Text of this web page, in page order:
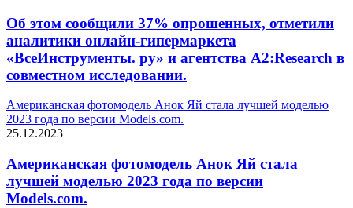
Об этом сообщили 37% опрошенных, отметили
аналитики онлайн-гипермаркета
«ВсеИнструменты. ру» и агентства A2:Research в
совместном исследовании.
Американская фотомодель Анок Яй стала лучшей моделью
2023 года по версии Models.com.
25.12.2023
Американская фотомодель Анок Яй стала
лучшей моделью 2023 года по версии
Models.com.